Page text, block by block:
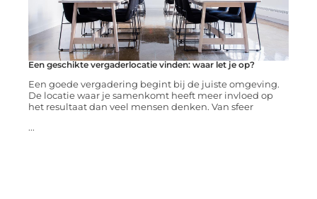
Een geschikte vergaderlocatie vinden: waar let je op?
Een goede vergadering begint bij de juiste omgeving.
De locatie waar je samenkomt heeft meer invloed op
het resultaat dan veel mensen denken. Van sfeer
...